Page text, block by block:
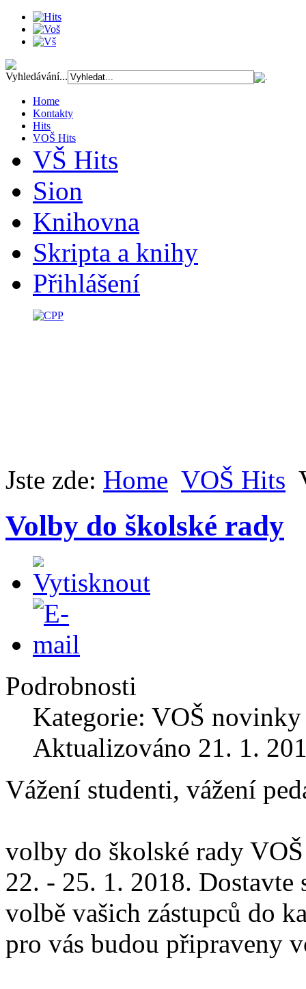
Vyhledávání...
Home
Kontakty
Hits
VOŠ Hits
VŠ Hits
Sion
Knihovna
Skripta a knihy
Přihlášení
Jste zde: Home VOŠ Hits
Volby do školské rady
Podrobnosti
Kategorie: VOŠ novinky
Aktualizováno 21. 1.
Vážení studenti, vážení
volby do školské rady
22. - 25. 1. 2018. Dostavte
volbě vašich zástupců do
pro vás budou připraveny